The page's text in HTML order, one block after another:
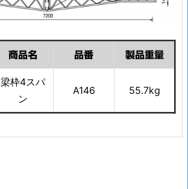
商品名 品番 製品重量
梁枠4スパ
ン
A146 55.7kg